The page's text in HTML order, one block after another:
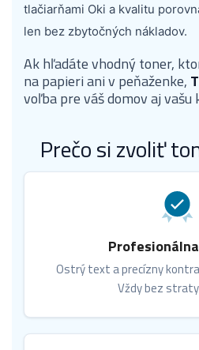
tlačiarňami Oki a kvalitu
len bez zbytočných nákladov.
Ak hľadáte vhodný toner,
na papieri ani v peňaženke,
voľba pre váš domov aj vašu
Prečo si zvoliť
Ostrý text a precízny
Vždy bez